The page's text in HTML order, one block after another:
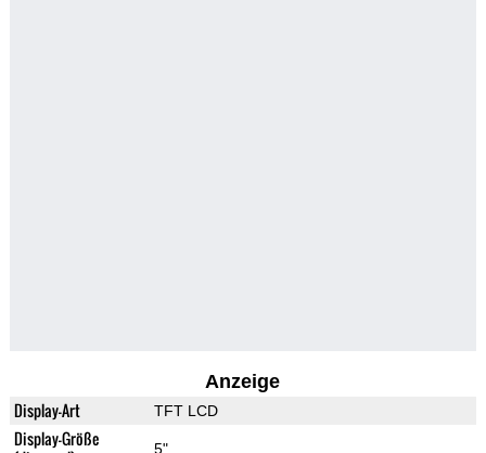
Anzeige
Display-Art TFT LCD
Display-Größe
5"